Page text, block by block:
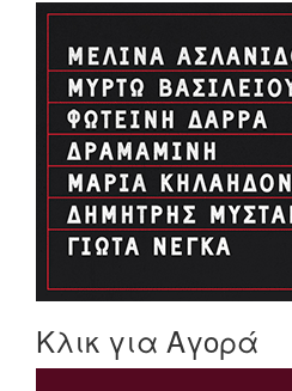
Κλικ για Αγορά